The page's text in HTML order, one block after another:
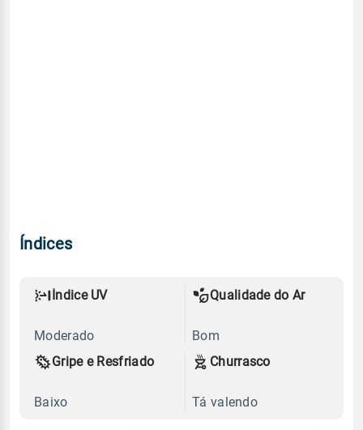
Índices
Índice UV
Moderado
Qualidade do Ar
Bom
Gripe e Resfriado
Baixo
Churrasco
Tá valendo